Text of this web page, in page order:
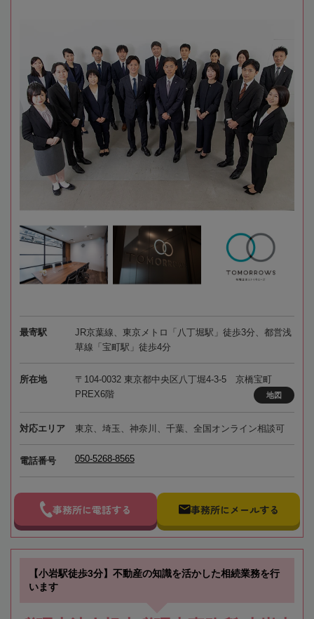
最寄駅
JR京葉線、東京メトロ「八丁堀駅」徒歩3分、都営浅
草線「宝町駅」徒歩4分
所在地
〒104-0032 東京都中央区八丁堀4-3-5 京橋宝町
PREX6階
地図
対応エリア 東京、埼玉、神奈川、千葉、全国オンライン相談可
電話番号 050-5268-8565
事務所に電話する 事務所にメールする
【小岩駅徒歩3分】不動産の知識を活かした相続業務を行
います